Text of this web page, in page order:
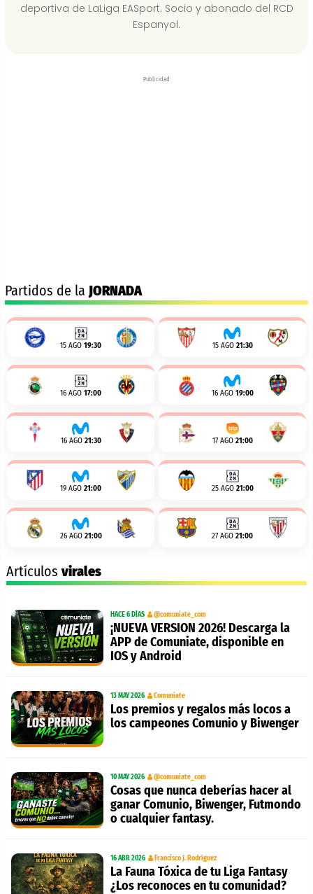
deportiva de LaLiga EASport. Socio y abonado del RCD
Espanyol.
Publicidad
Partidos de la JORNADA
15 AGO 19:30 15 AGO 21:30
16 AGO 17:00 16 AGO 19:00
16 AGO 21:30 17 AGO 21:00
19 AGO 21:00 25 AGO 21:00
26 AGO 21:00 27 AGO 21:00
Artículosvirales
HACE 6 DÍAS @comuniate_com
¡NUEVA VERSION 2026! Descarga la
APP de Comuniate, disponible en
IOS y Android
13 MAY 2026 Comuniate
Los premios y regalos más locos a
los campeones Comunio y Biwenger
10 MAY 2026 @comuniate_com
Cosas que nunca deberías hacer al
ganar Comunio, Biwenger, Futmondo
o cualquier fantasy.
16 ABR 2026 Francisco J. Rodríguez
La Fauna Tóxica de tu Liga Fantasy
¿Los reconoces en tu comunidad?